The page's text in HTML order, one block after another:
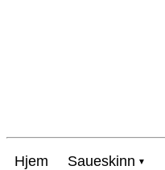
Hjem Saueskinn